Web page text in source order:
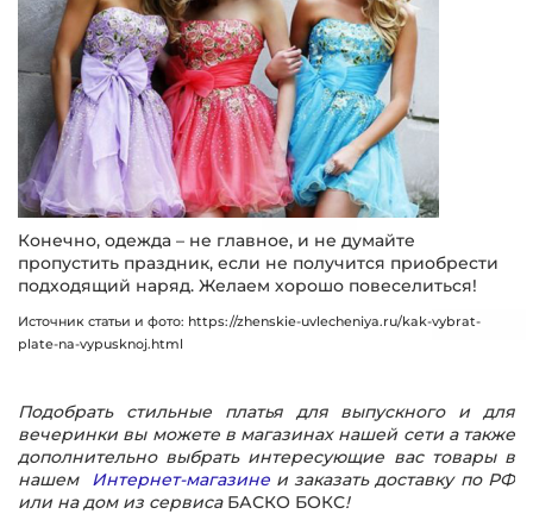
Конечно, одежда – не главное, и не думайте
пропустить праздник, если не получится приобрести
подходящий наряд. Желаем хорошо повеселиться!
Источник статьи и фото: https://zhenskie-uvlecheniya.ru/kak-vybrat-
plate-na-vypusknoj.html
Подобрать стильные платья для выпускного и для
вечеринки вы можете в магазинах нашей сети а также
дополнительно выбрать интересующие вас товары в
нашем Интернет-магазинеи заказать доставку по РФ
или на дом из сервиса БАСКО БОКС!